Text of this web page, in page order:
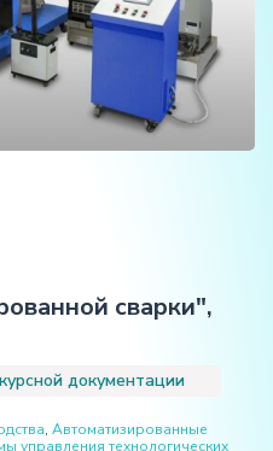
сварки",
документации
, Автоматизированные
управления технологических